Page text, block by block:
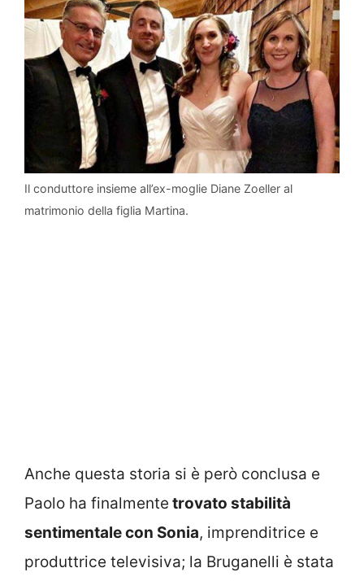
Il conduttore insieme all’ex-moglie Diane Zoeller al
matrimonio della figlia Martina.
Anche questa storia si è però conclusa e
Paolo ha finalmente trovato stabilità
sentimentale con Sonia, imprenditrice e
produttrice televisiva; la Bruganelli è stata